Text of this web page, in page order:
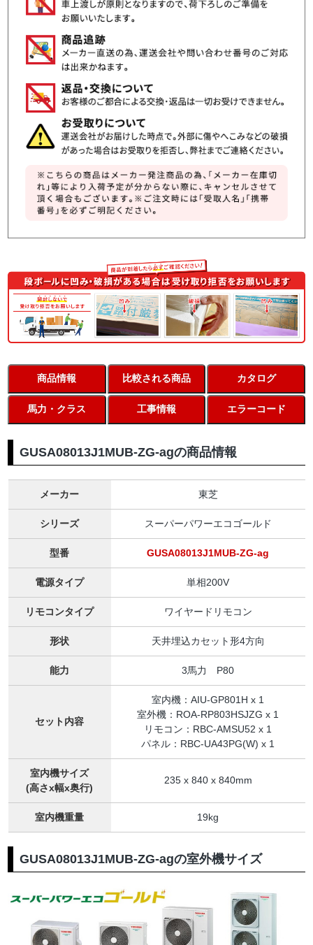
商品情報 比較される商品 カタログ
馬力・クラス 工事情報 エラーコード
GUSA08013J1MUB-ZG-agの商品情報
メーカー 東芝
シリーズ スーパーパワーエコゴールド
型番 GUSA08013J1MUB-ZG-ag
電源タイプ 単相200V
リモコンタイプ ワイヤードリモコン
形状 天井埋込カセット形4方向
能力 3馬力 P80
セット内容
室内機：AIU-GP801H x 1
室外機：ROA-RP803HSJZG x 1
リモコン：RBC-AMSU52 x 1
パネル：RBC-UA43PG(W) x 1
室内機サイズ
(高さx幅x奥行)
235 x 840 x 840mm
室内機重量 19kg
GUSA08013J1MUB-ZG-agの室外機サイズ